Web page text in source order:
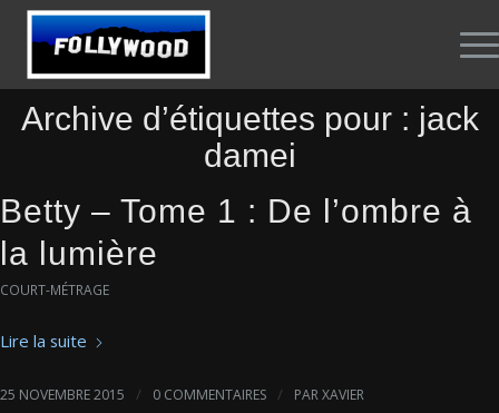
Archive d’étiquettes pour : jack
damei
Betty – Tome 1 : De l’ombre à
la lumière
COURT-MÉTRAGE
Lire la suite
25 NOVEMBRE 2015 / 0 COMMENTAIRES / PARXAVIER